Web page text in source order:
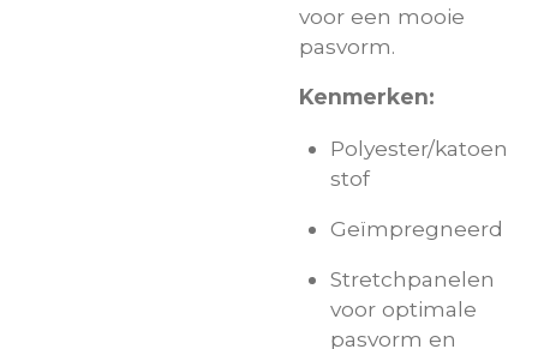
voor een mooie
pasvorm.
Kenmerken:
Polyester/katoen
stof
Geïmpregneerd
Stretchpanelen
voor optimale
pasvorm en